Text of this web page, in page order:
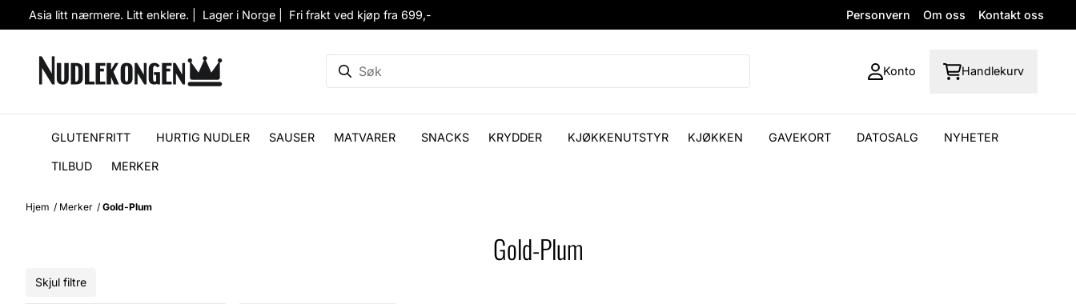
Hopp til innhold
Asia litt nærmere. Litt enklere. | Lager i Norge | Fri frakt ved kjøp fra 699,- Personvern Om oss Kontakt oss
Konto Handlekurv
GLUTENFRITT HURTIG NUDLER SAUSER MATVARER SNACKS KRYDDER KJØKKENUTSTYR KJØKKEN GAVEKORT DATOSALG NYHETER
TILBUD MERKER
Hjem / Merker / Gold-Plum
Gold-Plum
Skjul filtre